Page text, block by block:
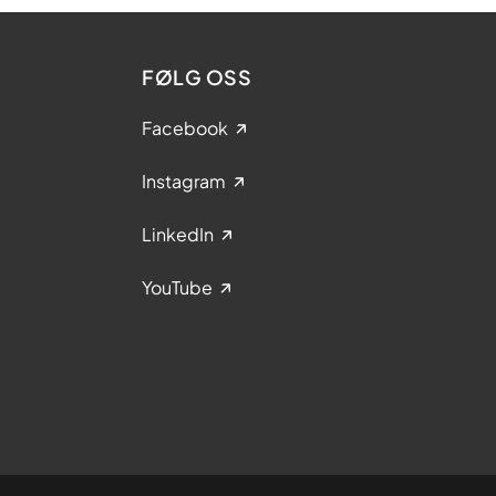
FØLG OSS
Facebook
Instagram
LinkedIn
YouTube